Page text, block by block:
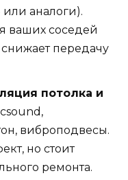
аналоги).
ваших соседей
передачу
потолка и
виброподвесы.
но стоит
ремонта.